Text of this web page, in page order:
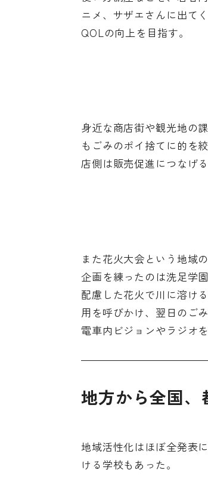
ニメ、サザエさんに出て
QOLの向上を目指す。
身近な商店街や観光地の
もごみのポイ捨てに的を
店側は販売促進につなげ
また花火大会という地域
企画を練ったのは洗足学
配慮した花火で川に溶け
用を呼びかけ、翌日のご
電車内ビジョンやラジオ
地方から全国、
地域活性化はほぼ全発表
ける学校もあった。